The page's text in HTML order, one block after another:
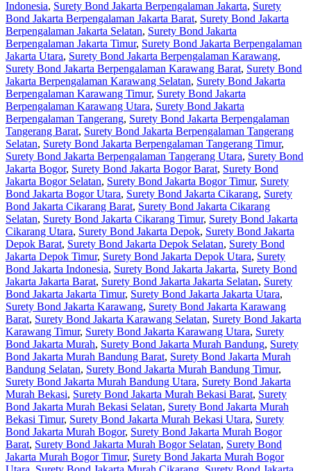
Indonesia, Surety Bond Jakarta Berpengalaman Jakarta, Surety
Bond Jakarta Berpengalaman Jakarta Barat, Surety Bond Jakarta
Berpengalaman Jakarta Selatan, Surety Bond Jakarta
Berpengalaman Jakarta Timur, Surety Bond Jakarta Berpengalaman
Jakarta Utara, Surety Bond Jakarta Berpengalaman Karawang,
Surety Bond Jakarta Berpengalaman Karawang Barat, Surety Bond
Jakarta Berpengalaman Karawang Selatan, Surety Bond Jakarta
Berpengalaman Karawang Timur, Surety Bond Jakarta
Berpengalaman Karawang Utara, Surety Bond Jakarta
Berpengalaman Tangerang, Surety Bond Jakarta Berpengalaman
Tangerang Barat, Surety Bond Jakarta Berpengalaman Tangerang
Selatan, Surety Bond Jakarta Berpengalaman Tangerang Timur,
Surety Bond Jakarta Berpengalaman Tangerang Utara, Surety Bond
Jakarta Bogor, Surety Bond Jakarta Bogor Barat, Surety Bond
Jakarta Bogor Selatan, Surety Bond Jakarta Bogor Timur, Surety
Bond Jakarta Bogor Utara, Surety Bond Jakarta Cikarang, Surety
Bond Jakarta Cikarang Barat, Surety Bond Jakarta Cikarang
Selatan, Surety Bond Jakarta Cikarang Timur, Surety Bond Jakarta
Cikarang Utara, Surety Bond Jakarta Depok, Surety Bond Jakarta
Depok Barat, Surety Bond Jakarta Depok Selatan, Surety Bond
Jakarta Depok Timur, Surety Bond Jakarta Depok Utara, Surety
Bond Jakarta Indonesia, Surety Bond Jakarta Jakarta, Surety Bond
Jakarta Jakarta Barat, Surety Bond Jakarta Jakarta Selatan, Surety
Bond Jakarta Jakarta Timur, Surety Bond Jakarta Jakarta Utara,
Surety Bond Jakarta Karawang, Surety Bond Jakarta Karawang
Barat, Surety Bond Jakarta Karawang Selatan, Surety Bond Jakarta
Karawang Timur, Surety Bond Jakarta Karawang Utara, Surety
Bond Jakarta Murah, Surety Bond Jakarta Murah Bandung, Surety
Bond Jakarta Murah Bandung Barat, Surety Bond Jakarta Murah
Bandung Selatan, Surety Bond Jakarta Murah Bandung Timur,
Surety Bond Jakarta Murah Bandung Utara, Surety Bond Jakarta
Murah Bekasi, Surety Bond Jakarta Murah Bekasi Barat, Surety
Bond Jakarta Murah Bekasi Selatan, Surety Bond Jakarta Murah
Bekasi Timur, Surety Bond Jakarta Murah Bekasi Utara, Surety
Bond Jakarta Murah Bogor, Surety Bond Jakarta Murah Bogor
Barat, Surety Bond Jakarta Murah Bogor Selatan, Surety Bond
Jakarta Murah Bogor Timur, Surety Bond Jakarta Murah Bogor